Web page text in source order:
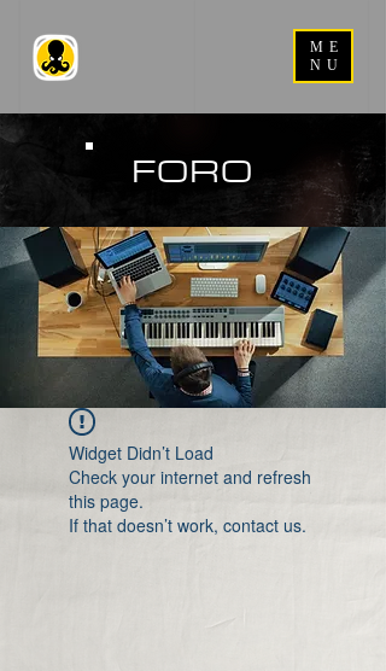
ME
NU
FORO
Widget Didn’t Load
Check your internet and refresh
this page.
If that doesn’t work, contact us.